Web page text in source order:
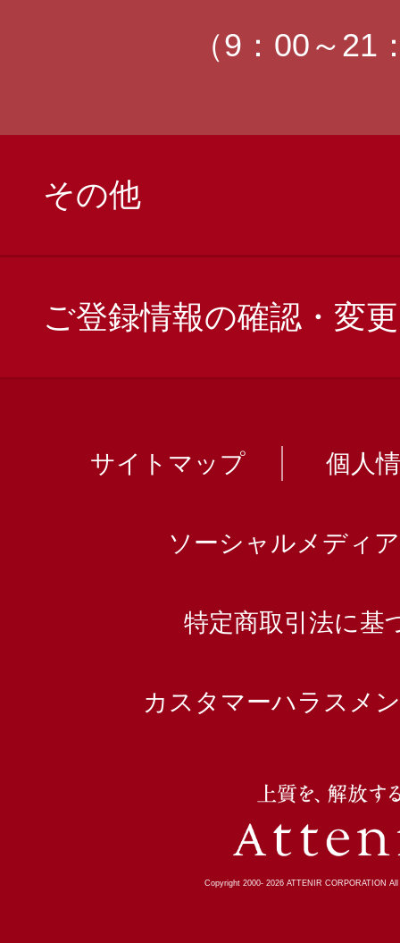
（9：00～21
その他
ご登録情報の確認・変更
サイトマップ 個人
ソーシャルメディ
特定商取引法に基
カスタマーハラスメ
Copyright 2000- 2026ATTENIR CORPORATION